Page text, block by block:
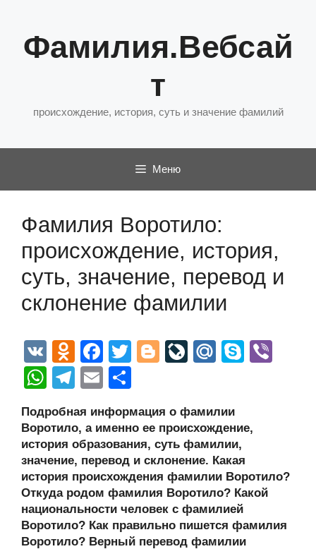
содержимому
Фамилия.Вебсай
т
происхождение, история, суть и значение фамилий
Меню
Фамилия Воротило:
происхождение, история,
суть, значение, перевод и
склонение фамилии
V
K
O
d
n
o
kl
a
ss
ni
ki
F
a
c
e
b
o
o
k
T
er
Bl
g
er
Li
J
o
ur
n
al
M
u
S
e
W
at
s
A
p
p
T
e
gr
a
m
E
ail р
а
в
и
ть
Подробная информация о фамилии
Воротило, а именно ее происхождение,
история образования, суть фамилии,
значение, перевод и склонение. Какая
история происхождения фамилии Воротило?
Откуда родом фамилия Воротило? Какой
национальности человек с фамилией
Воротило? Как правильно пишется фамилия
Воротило? Верный перевод фамилии